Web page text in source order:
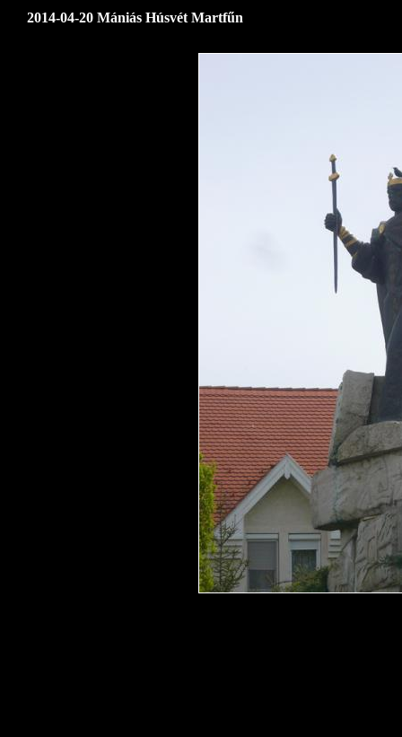
2014-04-20 Mániás Húsvét Martfűn